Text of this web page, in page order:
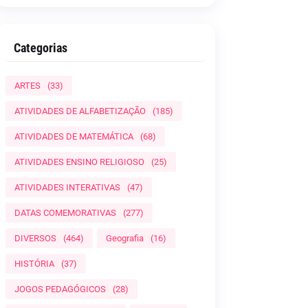
Categorias
ARTES (33)
ATIVIDADES DE ALFABETIZAÇÃO (185)
ATIVIDADES DE MATEMÁTICA (68)
ATIVIDADES ENSINO RELIGIOSO (25)
ATIVIDADES INTERATIVAS (47)
DATAS COMEMORATIVAS (277)
DIVERSOS (464) Geografia (16)
HISTÓRIA (37)
JOGOS PEDAGÓGICOS (28)